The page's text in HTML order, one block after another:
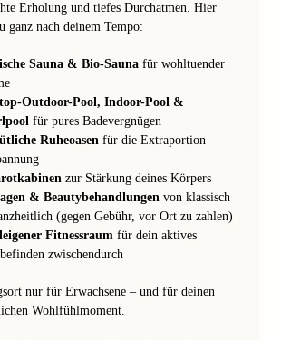
Erholung und tiefes Durchatmen. Hier
ganz nach deinem Tempo:
Sauna & Bio-Sauna für wohltuender
Outdoor-Pool, Indoor-Pool &
für pures Badevergnügen
Ruheoasen für die Extraportion
zur Stärkung deines Körpers
& Beautybehandlungen von klassisch
(gegen Gebühr, vor Ort zu zahlen)
Fitnessraum für dein aktives
zwischendurch
nur für Erwachsene – und für deinen
Wohlfühlmoment.